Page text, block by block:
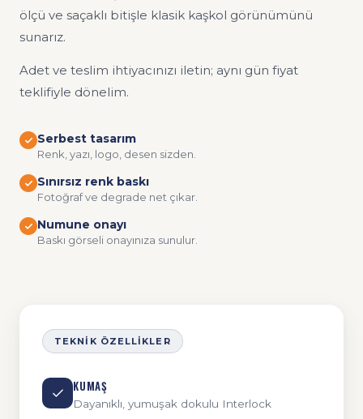
ölçü ve saçaklı bitişle klasik kaşkol görünümünü
sunarız.
Adet ve teslim ihtiyacınızı iletin; aynı gün fiyat
teklifiyle dönelim.
Serbest tasarım
Renk, yazı, logo, desen sizden.
Sınırsız renk baskı
Fotoğraf ve degrade net çıkar.
Numune onayı
Baskı görseli onayınıza sunulur.
TEKNIK ÖZELLIKLER
KUMAŞ
Dayanıklı, yumuşak dokulu Interlock